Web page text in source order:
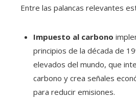
Entre las palancas relevantes
Impuesto al carbono
principios de la década de
elevados del mundo, que
carbono y crea señales
para reducir emisiones.